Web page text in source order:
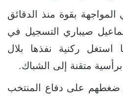
بقوة منذ الدقائق
صيباري التسجيل في
استغل ركنية نفذها بلال
متقنة إلى الشباك.
على دفاع المنتخب